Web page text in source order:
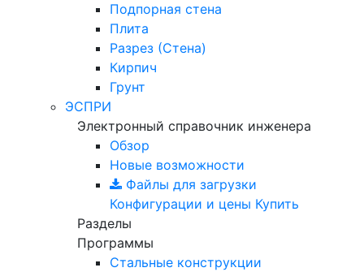
Подпорная стена
Плита
Разрез (Стена)
Кирпич
Грунт
ЭСПРИ
Электронный справочник инженера
Обзор
Новые возможности
Файлы для загрузки
Конфигурации и цены Купить
Разделы
Программы
Стальные конструкции